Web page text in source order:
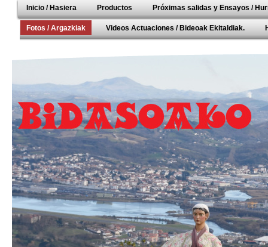
Inicio / Hasiera Productos Próximas salidas y Ensayos /
Fotos / Argazkiak Videos Actuaciones / Bideoak Ekitaldiak.